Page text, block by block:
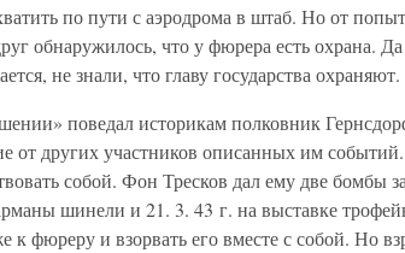
по пути с аэродрома в штаб. Но от
обнаружилось, что у фюрера есть охрана.
не знали, что главу государства охраняют.
поведал историкам полковник
от других участников описанных им
собой. Фон Тресков дал ему две бомбы
шинели и 21. 3. 43 г. на выставке
к фюреру и взорвать его вместе с собой. Но